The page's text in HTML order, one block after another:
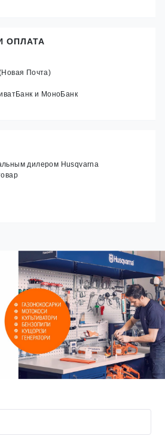
ОПЛАТА
Почта)
и МоноБанк
дилером Husqvarna